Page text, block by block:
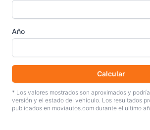
Año
Calcular
* Los valores mostrados son aproximados y
versión y el estado del vehículo. Los resultados
publicados en moviautos.com durante el ultimo